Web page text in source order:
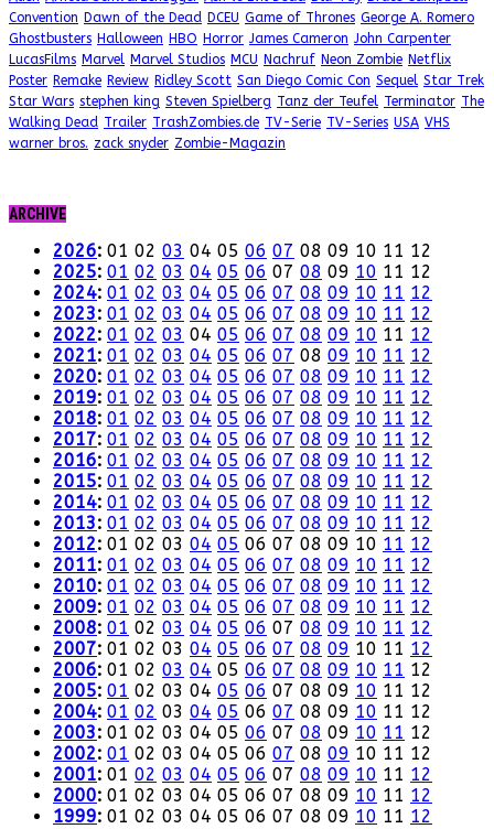
Convention Dawn of the Dead DCEU Game of Thrones George A. Romero
Ghostbusters Halloween HBO Horror James Cameron John Carpenter
LucasFilms Marvel Marvel Studios MCU Nachruf Neon Zombie Netflix
Poster Remake Review Ridley Scott San Diego Comic Con Sequel Star Trek
Star Wars stephen king Steven Spielberg Tanz der Teufel Terminator The
Walking Dead Trailer TrashZombies.de TV-Serie TV-Series USA VHS
warner bros. zack snyder Zombie-Magazin
ARCHIVE
2026: 01 02 03 04 05 06 07 08 09 10 11 12
2025: 01 02 03 04 05 06 07 08 09 10 11 12
2024: 01 02 03 04 05 06 07 08 09 10 11 12
2023: 01 02 03 04 05 06 07 08 09 10 11 12
2022: 01 02 03 04 05 06 07 08 09 10 11 12
2021: 01 02 03 04 05 06 07 08 09 10 11 12
2020: 01 02 03 04 05 06 07 08 09 10 11 12
2019: 01 02 03 04 05 06 07 08 09 10 11 12
2018: 01 02 03 04 05 06 07 08 09 10 11 12
2017: 01 02 03 04 05 06 07 08 09 10 11 12
2016: 01 02 03 04 05 06 07 08 09 10 11 12
2015: 01 02 03 04 05 06 07 08 09 10 11 12
2014: 01 02 03 04 05 06 07 08 09 10 11 12
2013: 01 02 03 04 05 06 07 08 09 10 11 12
2012: 01 02 03 04 05 06 07 08 09 10 11 12
2011: 01 02 03 04 05 06 07 08 09 10 11 12
2010: 01 02 03 04 05 06 07 08 09 10 11 12
2009: 01 02 03 04 05 06 07 08 09 10 11 12
2008: 01 02 03 04 05 06 07 08 09 10 11 12
2007: 01 02 03 04 05 06 07 08 09 10 11 12
2006: 01 02 03 04 05 06 07 08 09 10 11 12
2005: 01 02 03 04 05 06 07 08 09 10 11 12
2004: 01 02 03 04 05 06 07 08 09 10 11 12
2003: 01 02 03 04 05 06 07 08 09 10 11 12
2002: 01 02 03 04 05 06 07 08 09 10 11 12
2001: 01 02 03 04 05 06 07 08 09 10 11 12
2000: 01 02 03 04 05 06 07 08 09 10 11 12
1999: 01 02 03 04 05 06 07 08 09 10 11 12